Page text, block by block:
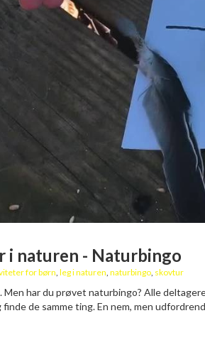
i naturen - Naturbingo
for børn, leg i naturen, naturbingo, skovtur
Men har du prøvet naturbingo? Alle
finde de samme ting. En nem, men